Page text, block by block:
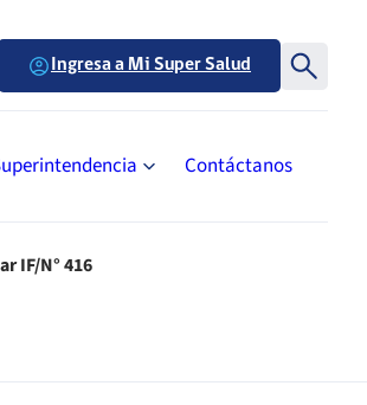
Contáctanos
Ingresa a Mi Super Salud
IF/N° 416